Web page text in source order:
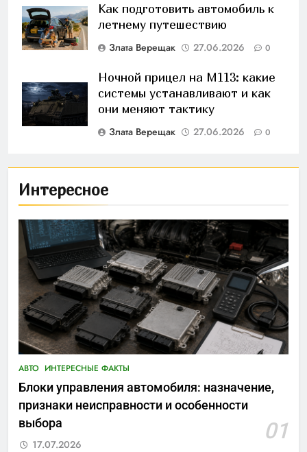
Как подготовить автомобиль к
летнему путешествию
Злата Верещак 27.06.2026 0
Ночной прицел на M113: какие
системы устанавливают и как
они меняют тактику
Злата Верещак 27.06.2026 0
Интересное
АВТО ИНТЕРЕСНЫЕ ФАКТЫ
Блоки управления автомобиля: назначение,
признаки неисправности и особенности
выбора
01
17.07.2026